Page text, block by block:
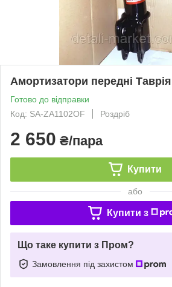
Амортизатори передні
Готово до відправки
Код: SA-ZA1102OF
Роздріб
2 650 ₴/пара
Купити
або
Купити з
Що таке купити з Пром?
Замовлення під захистом